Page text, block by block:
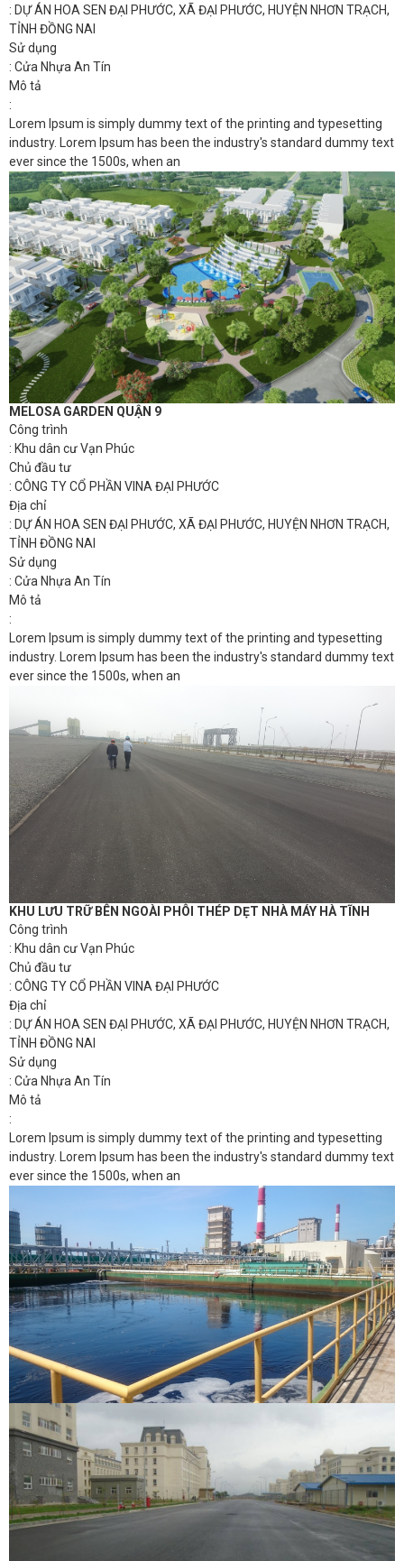
: DỰ ÁN HOA SEN ĐẠI PHƯỚC, XÃ ĐẠI PHƯỚC, HUYỆN NHƠN TRẠCH,
TỈNH ĐỒNG NAI
Sử dụng
: Cửa Nhựa An Tín
Mô tả
:
Lorem Ipsum is simply dummy text of the printing and typesetting
industry. Lorem Ipsum has been the industry's standard dummy text
ever since the 1500s, when an
MELOSA GARDEN QUẬN 9
Công trình
: Khu dân cư Vạn Phúc
Chủ đầu tư
: CÔNG TY CỔ PHẦN VINA ĐẠI PHƯỚC
Địa chỉ
: DỰ ÁN HOA SEN ĐẠI PHƯỚC, XÃ ĐẠI PHƯỚC, HUYỆN NHƠN TRẠCH,
TỈNH ĐỒNG NAI
Sử dụng
: Cửa Nhựa An Tín
Mô tả
:
Lorem Ipsum is simply dummy text of the printing and typesetting
industry. Lorem Ipsum has been the industry's standard dummy text
ever since the 1500s, when an
KHU LƯU TRỮ BÊN NGOÀI PHÔI THÉP DẸT NHÀ MÁY HÀ TĨNH
Công trình
: Khu dân cư Vạn Phúc
Chủ đầu tư
: CÔNG TY CỔ PHẦN VINA ĐẠI PHƯỚC
Địa chỉ
: DỰ ÁN HOA SEN ĐẠI PHƯỚC, XÃ ĐẠI PHƯỚC, HUYỆN NHƠN TRẠCH,
TỈNH ĐỒNG NAI
Sử dụng
: Cửa Nhựa An Tín
Mô tả
:
Lorem Ipsum is simply dummy text of the printing and typesetting
industry. Lorem Ipsum has been the industry's standard dummy text
ever since the 1500s, when an